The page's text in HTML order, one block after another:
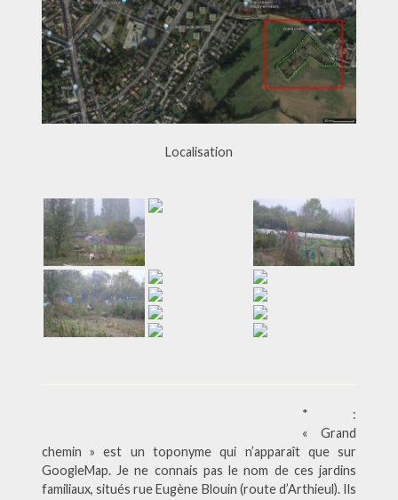
Localisation
* :
« Grand
chemin » est un toponyme qui n’apparaît que sur
GoogleMap. Je ne connais pas le nom de ces jardins
familiaux, situés rue Eugène Blouin (route d’Arthieul). Ils